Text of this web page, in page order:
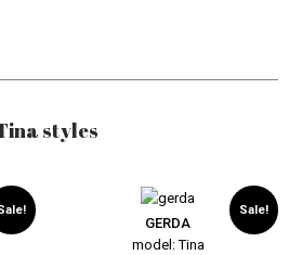
styles
Sale!
GERDA
model: Tina